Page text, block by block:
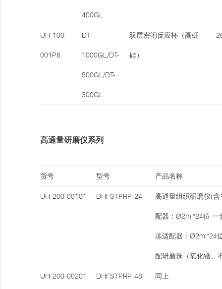
400GL
UH-100-
001P8
DT-
1000GL/DT-
500GL/DT-
300GL
双层密闭反应杯（高硼
硅）
高通量研磨仪系列
货号 型号 产品名称
UH-200-00101 DHFSTPRP-24 高通量组织研磨仪(
配器：Ø2ml*24位 一
冻适配器：Ø2ml*24
配研磨珠（氧化锆、
UH-200-00201 DHFSTPRP-48 同上